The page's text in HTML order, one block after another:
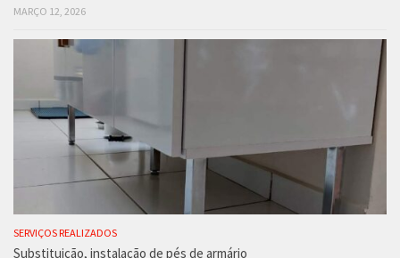
MARÇO 12, 2026
SERVIÇOS REALIZADOS
Substituição, instalação de pés de armário